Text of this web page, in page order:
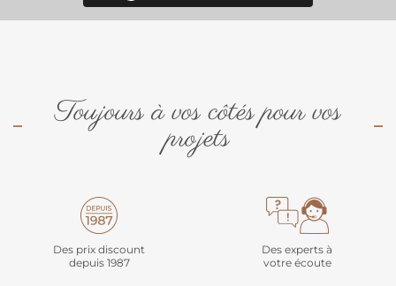
Toujours à vos côtés pour vos
projets
Des prix discount
depuis 1987
Des experts à
votre écoute